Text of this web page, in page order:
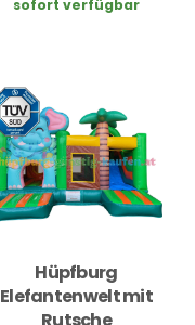
sofort verfügbar
Hüpfburg
Elefantenwelt mit
Rutsche